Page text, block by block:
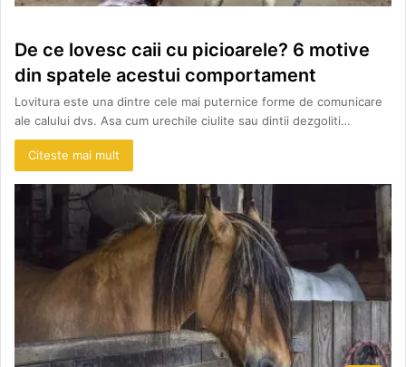
De ce lovesc caii cu picioarele? 6 motive
din spatele acestui comportament
Lovitura este una dintre cele mai puternice forme de comunicare
ale calului dvs. Asa cum urechile ciulite sau dintii dezgoliti…
Citeste mai mult